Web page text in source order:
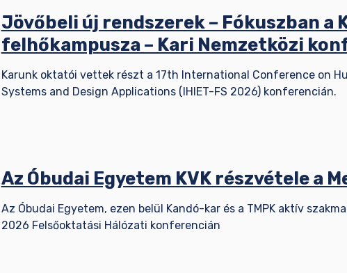
Jövőbeli új rendszerek – Fókuszban a
felhőkampusza – Kari Nemzetközi
Karunk oktatói vettek részt a 17th International Conference on
Systems and Design Applications (IHIET-FS 2026) konferencián.
Az Óbudai Egyetem KVK részvétele a
Az Óbudai Egyetem, ezen belül Kandó-kar és a TMPK aktív
2026 Felsőoktatási Hálózati konferencián